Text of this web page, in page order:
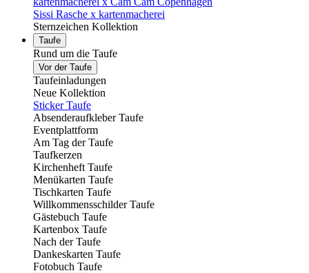
Sissi Rasche x kartenmacherei
Sternzeichen Kollektion
Taufe
Rund um die Taufe
Vor der Taufe
Taufeinladungen
Neue Kollektion
Sticker Taufe
Absenderaufkleber Taufe
Eventplattform
Am Tag der Taufe
Taufkerzen
Kirchenheft Taufe
Menükarten Taufe
Tischkarten Taufe
Willkommensschilder Taufe
Gästebuch Taufe
Kartenbox Taufe
Nach der Taufe
Dankeskarten Taufe
Fotobuch Taufe